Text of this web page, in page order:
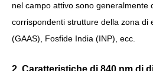
nel campo attivo sono generalmente
corrispondenti strutture della zona di
(GAAS), Fosfide India (INP), ecc.
2. Caratteristiche di 840 nm di